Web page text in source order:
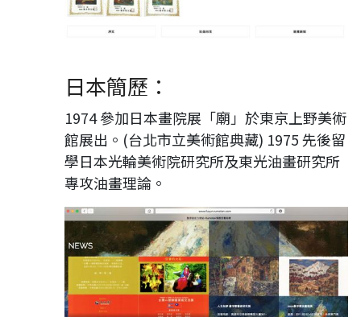
日本簡歷：
1974 參加日本畫院展「廟」於東京上野美術
館展出。(台北市立美術館典藏) 1975 先後留
學日本光輪美術院研究所及東光油畫研究所
專攻油畫理論。